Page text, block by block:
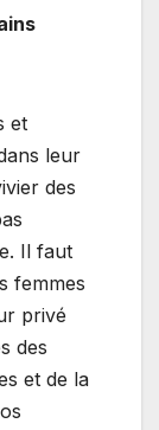
et
leur
des
Il faut
femmes
privé
des
et de la